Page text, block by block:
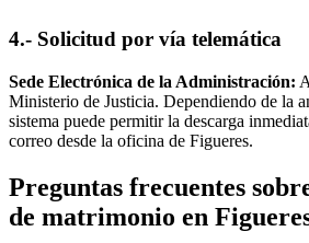
4.- Solicitud por vía telemática
Sede Electrónica de la Administración:
Ministerio de Justicia. Dependiendo de la
sistema puede permitir la descarga
correo desde la oficina de Figueres.
Preguntas frecuentes
de matrimonio en